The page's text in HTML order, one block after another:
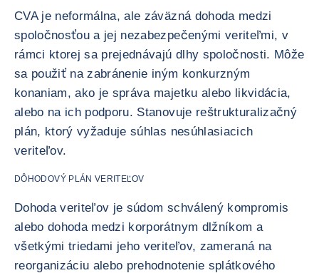
CVA je neformálna, ale záväzná dohoda medzi
spoločnosťou a jej nezabezpečenými veriteľmi, v
rámci ktorej sa prejednávajú dlhy spoločnosti. Môže
sa použiť na zabránenie iným konkurzným
konaniam, ako je správa majetku alebo likvidácia,
alebo na ich podporu. Stanovuje reštrukturalizačný
plán, ktorý vyžaduje súhlas nesúhlasiacich
veriteľov.
DÔHODOVÝ PLÁN VERITEĽOV
Dohoda veriteľov je súdom schválený kompromis
alebo dohoda medzi korporátnym dlžníkom a
všetkými triedami jeho veriteľov, zameraná na
reorganizáciu alebo prehodnotenie splátkového